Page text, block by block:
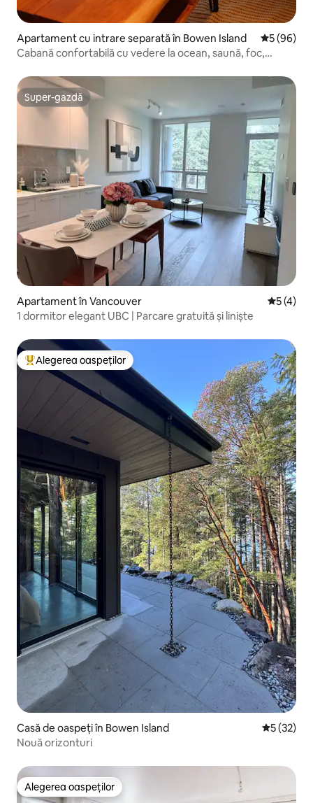
Apartament cu intrare separată în Bowen Island Scor
5 (96)
Cabană confortabilă cu vedere la ocean, saună, foc,
Super-gazdă
Super-gazdă
Apartament în Vancouver Scor
5 (4)
1 dormitor elegant UBC | Parcare gratuită și liniște
Locuință din topul categoriei Alegerea oaspeților
Alegerea oaspeților
Casă de oaspeți în Bowen Island Scor
5 (32)
Nouă orizonturi
Alegerea oaspeților
Alegerea oaspeților